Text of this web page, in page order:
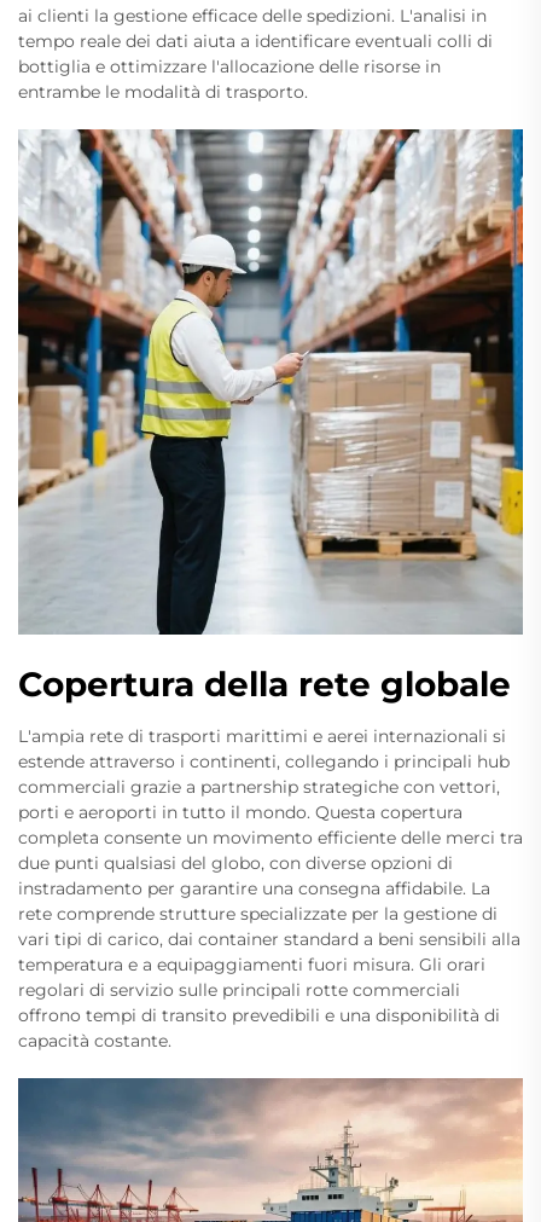
ai clienti la gestione efficace delle spedizioni. L'analisi in
tempo reale dei dati aiuta a identificare eventuali colli di
bottiglia e ottimizzare l'allocazione delle risorse in
entrambe le modalità di trasporto.
Copertura della rete globale
L'ampia rete di trasporti marittimi e aerei internazionali si
estende attraverso i continenti, collegando i principali hub
commerciali grazie a partnership strategiche con vettori,
porti e aeroporti in tutto il mondo. Questa copertura
completa consente un movimento efficiente delle merci tra
due punti qualsiasi del globo, con diverse opzioni di
instradamento per garantire una consegna affidabile. La
rete comprende strutture specializzate per la gestione di
vari tipi di carico, dai container standard a beni sensibili alla
temperatura e a equipaggiamenti fuori misura. Gli orari
regolari di servizio sulle principali rotte commerciali
offrono tempi di transito prevedibili e una disponibilità di
capacità costante.